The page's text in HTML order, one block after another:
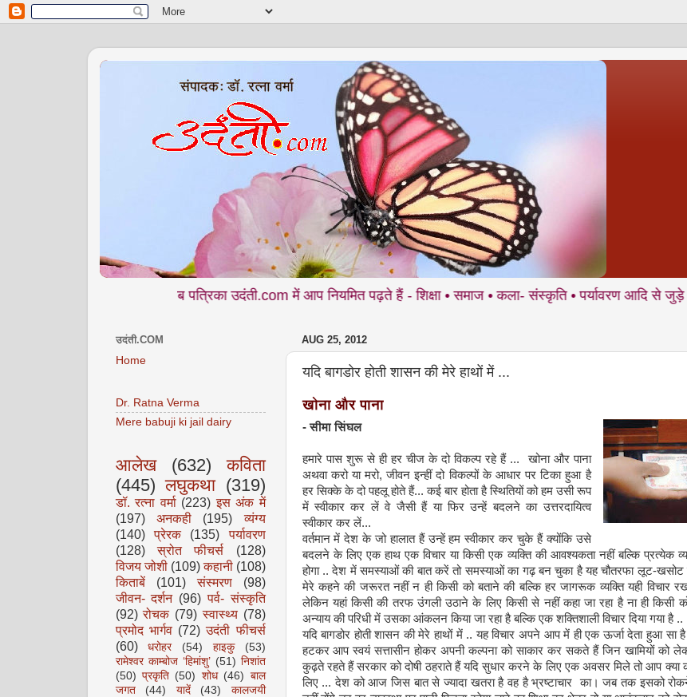
मासिक वेब पत्रिका उदंती.com में आप नियमित पढ़ते हैं - शिक्षा • समाज • कला- संस्कृति • पर्यावरण आदि से जुड़े ज्वलंत
AUG 25, 2012
यदि बागडोर होती शासन की मेरे हाथों में ...
खोना और पाना
- सीमा सिंघल
हमारे पास शुरू से ही हर चीज के दो विकल्प रहे हैं ... खोना और पाना
अथवा करो या मरो, जीवन इन्हीं दो विकल्पों के आधार पर टिका हुआ है
हर सिक्के के दो पहलू होते हैं... कई बार होता है स्थितियों को हम उसी रूप
में स्वीकार कर लें वे जैसी हैं या फिर उन्हें बदलने का उत्तरदायित्व
स्वीकार कर लें...
वर्तमान में देश के जो हालात हैं उन्हें हम स्वीकार कर चुके हैं क्योंकि उसे
बदलने के लिए एक हाथ एक विचार या किसी एक व्यक्ति की आवश्यकता नहीं बल्कि प्रत्येक
होगा .. देश में समस्याओं की बात करें तो समस्याओं का गढ़ बन चुका है यह चौतरफा लूट-खसोट
मेरे कहने की जरूरत नहीं न ही किसी को बताने की बल्कि हर जागरूक व्यक्ति यही विचार
लेकिन यहां किसी की तरफ उंगली उठाने के लिए किसी से नहीं कहा जा रहा है ना ही किसी को
अन्याय की परिधी में उसका आंकलन किया जा रहा है बल्कि एक शक्तिशाली विचार दिया गया है ..
यदि बागडोर होती शासन की मेरे हाथों में .. यह विचार अपने आप में ही एक ऊर्जा देता हुआ
हटकर आप स्वयं सत्तासीन होकर अपनी कल्पना को साकार कर सकते हैं जिन खामियों को
कुढ़ते रहते हैं सरकार को दोषी ठहराते हैं यदि सुधार करने के लिए एक अवसर मिले तो आप
लिए ... देश को आज जिस बात से ज्यादा खतरा है वह है भ्रष्टाचार का। जब तक इसको
उदंती.COM
Home
Dr. Ratna Verma
Mere babuji ki jail dairy
आलेख (632)
कविता
(445) लघुकथा (319)
डॉ. रत्ना वर्मा (223) इस अंक में
(197)
अनकही (195)
व्यंग्य
(140)
प्रेरक (135)
पर्यावरण
(128)
स्रोत फीचर्स
(128)
विजय जोशी (109) कहानी (108)
किताबें
(101) संस्मरण
(98)
जीवन- दर्शन (96) पर्व- संस्कृति
(92) रोचक (79) स्वास्थ्य (78)
प्रमोद भार्गव (72) उदंती फीचर्स
(60)
धरोहर (54) हाइकु
(53)
रामेश्वर काम्बोज ‘हिमांशु’ (51) निशांत
(50) प्रकृति (50) शोध (46) बाल
जगत
(44) यादें (43)
कालजयी